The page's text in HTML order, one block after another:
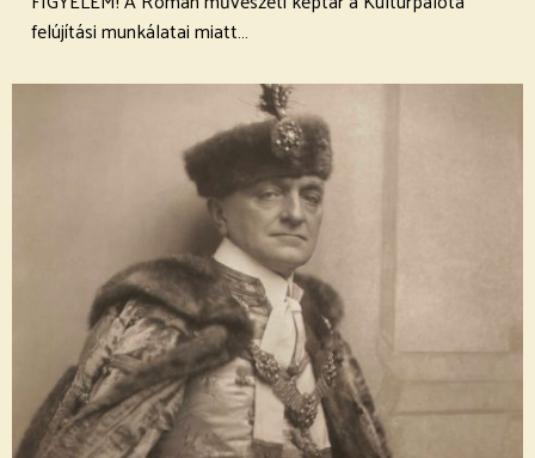
felújítási munkálatai miatt…